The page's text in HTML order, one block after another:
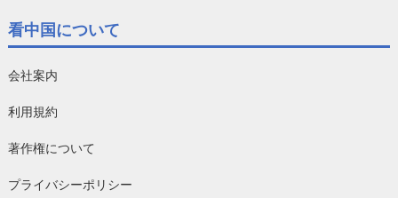
看中国について
会社案内
利用規約
著作権について
プライバシーポリシー